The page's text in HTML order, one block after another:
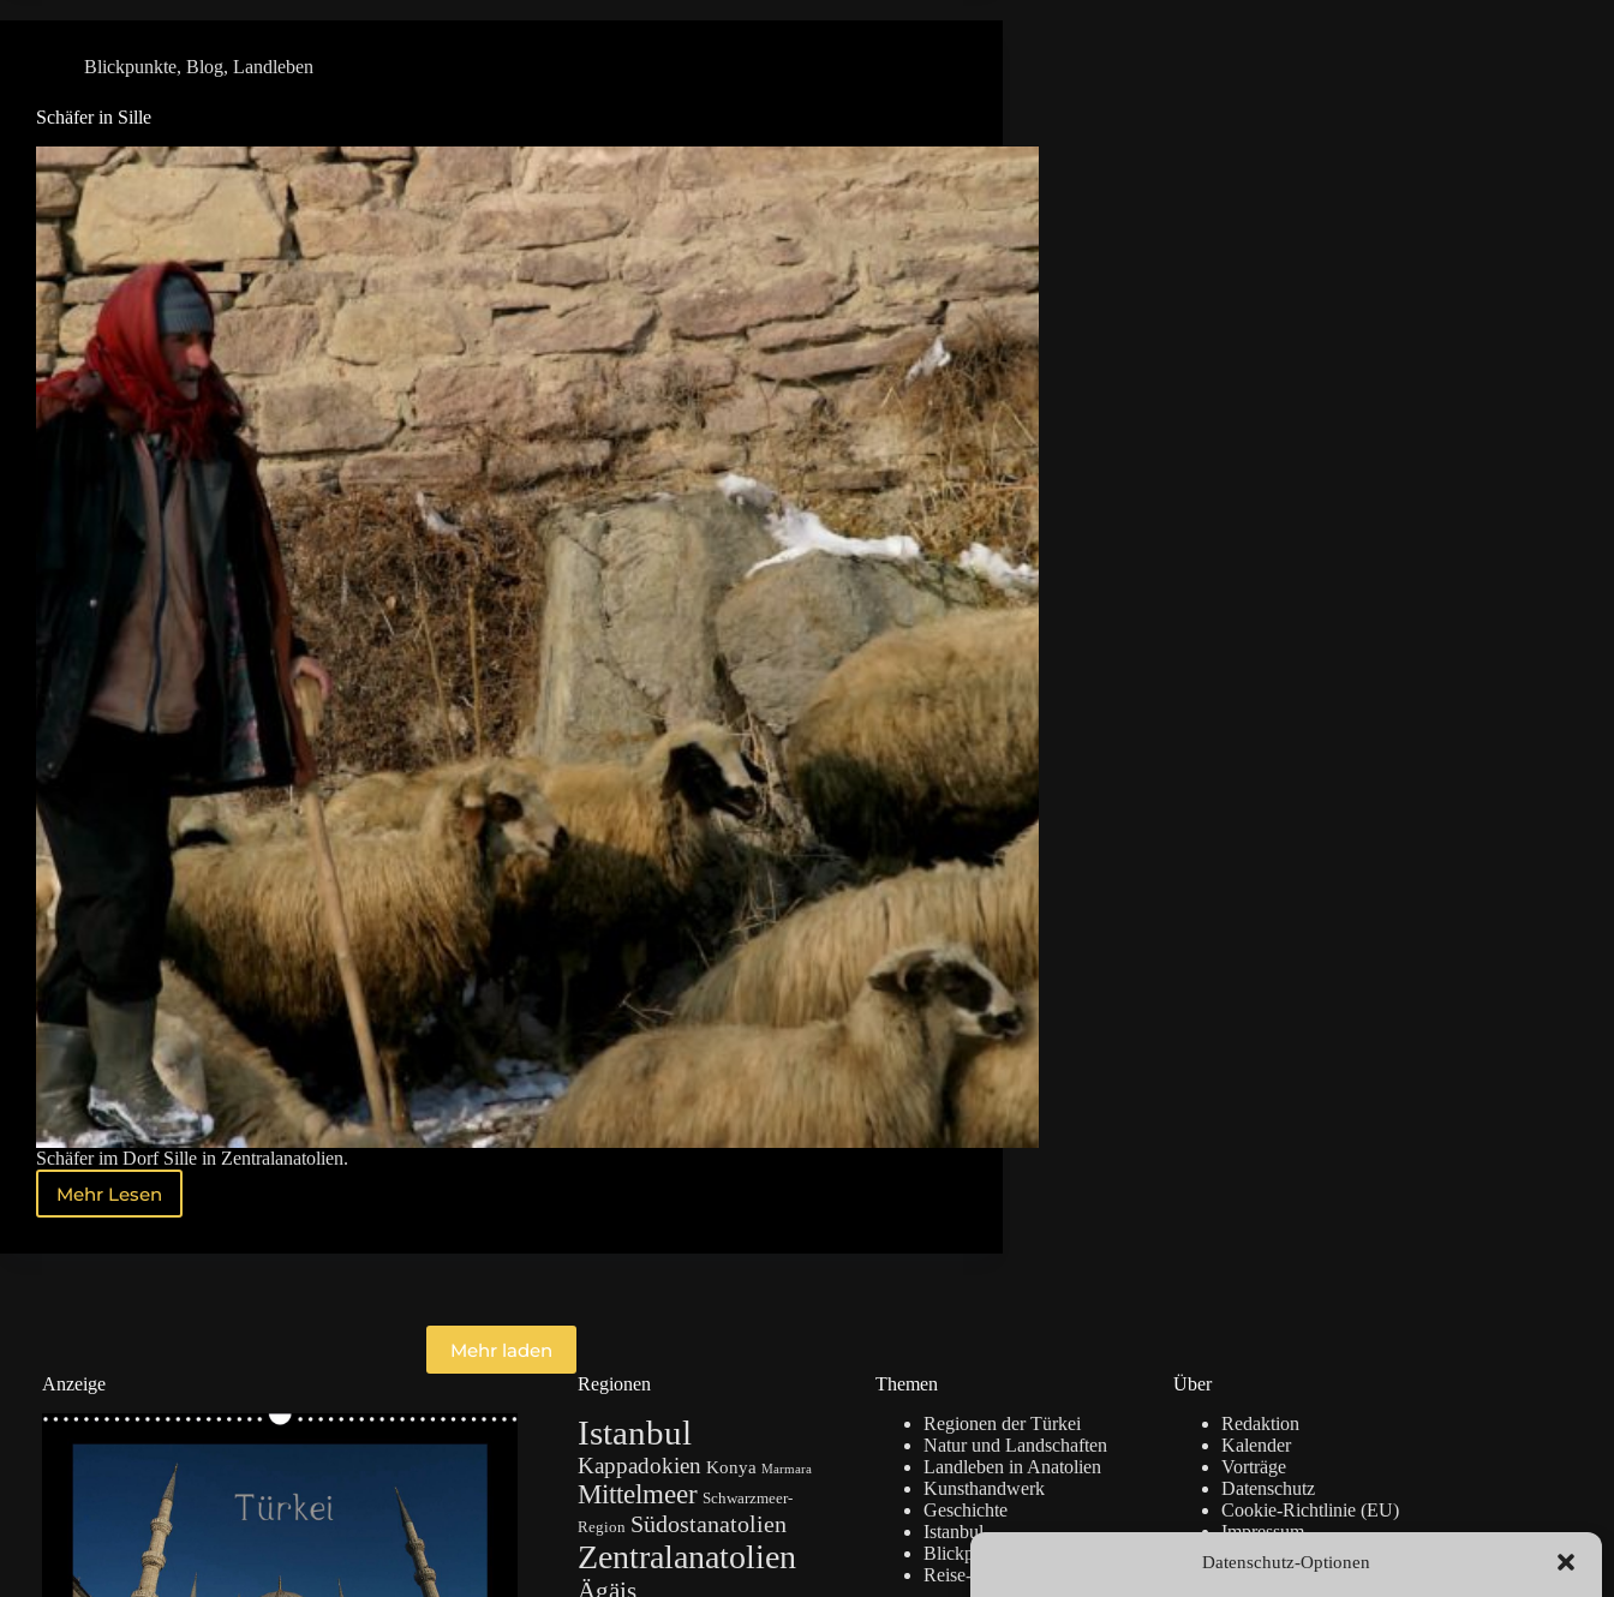
Datenschutz-Optionen
Blickpunkte, Blog, Landleben
Schäfer in Sille
Schäfer im Dorf Sille in Zentralanatolien.
Mehr Lesen
Schäfer
Mehr laden
Anzeige Regionen
Istanbul
Kappadokien Konya Marmara
Mittelmeer Schwarzmeer-
Region Südostanatolien
Zentralanatolien
Ägäis
Themen
Regionen der Türkei
Natur und Landschaften
Landleben in Anatolien
Kunsthandwerk
Geschichte
Istanbul
Blickpunkte
Reise-Info
Über
Redaktion
Kalender
Vorträge
Datenschutz
Cookie-Richtlinie (EU)
Impressum